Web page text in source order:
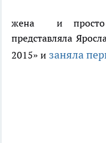
жена и просто
представляла
2015» и заняла